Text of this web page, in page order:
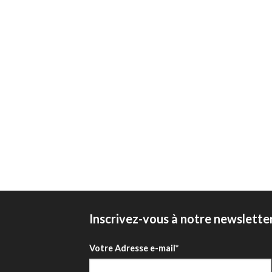
Inscrivez-vous à notre
Votre Adresse e-mail*